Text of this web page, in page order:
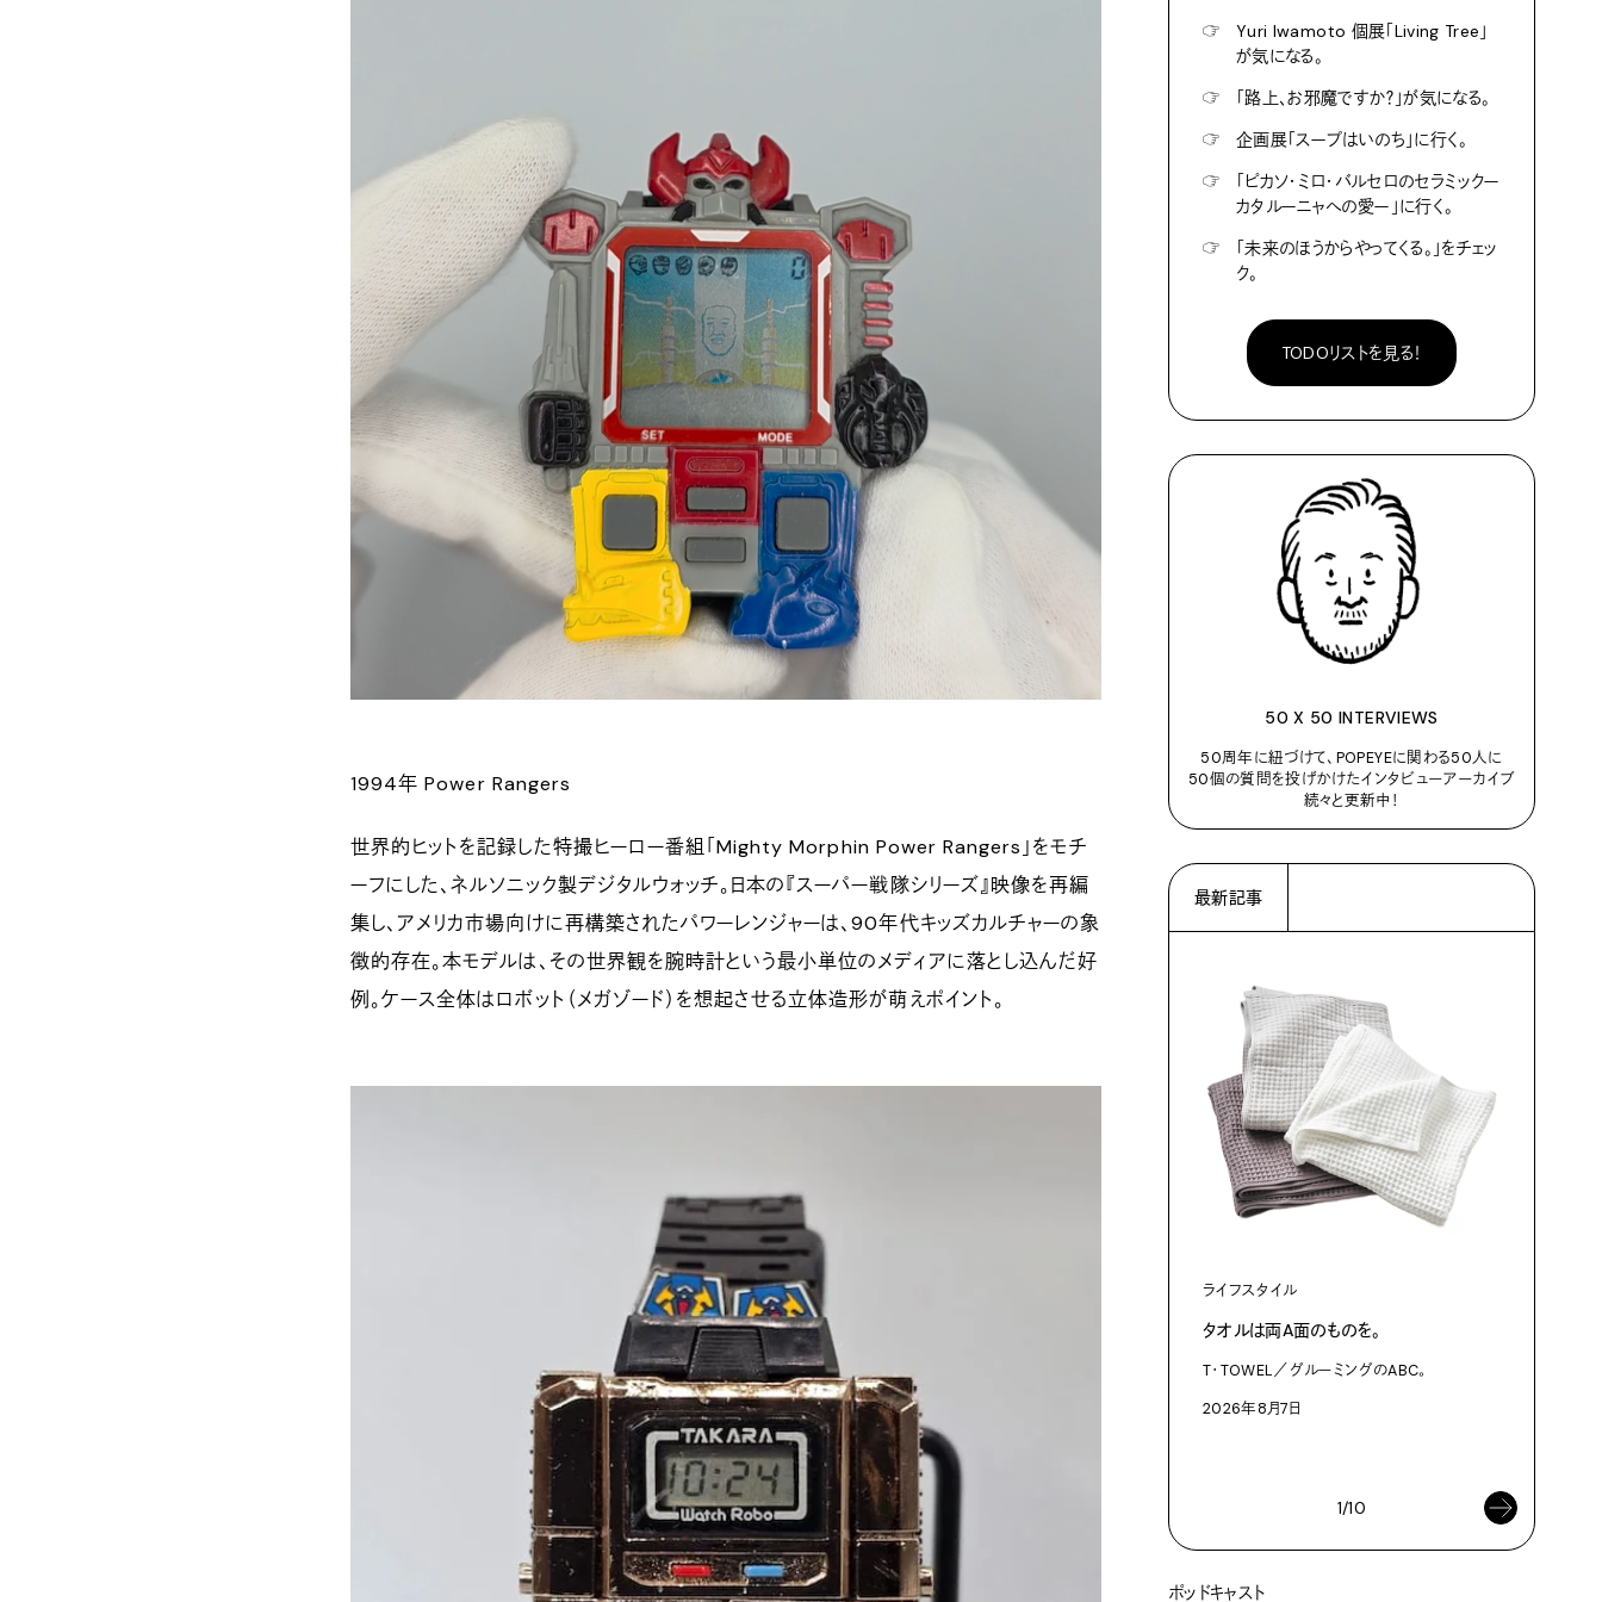
1994年 Power Rangers
世界的ヒットを記録した特撮ヒーロー番組「Mighty Morphin Power Rangers」をモチ
ーフにした、ネルソニック製デジタルウォッチ。日本の『スーパー戦隊シリーズ』映像を再編
集し、アメリカ市場向けに再構築されたパワーレンジャーは、90年代キッズカルチャーの象
徴的存在。本モデルは、その世界観を腕時計という最小単位のメディアに落とし込んだ好
例。ケース全体はロボット（メガゾード）を想起させる立体造形が萌えポイント。
☞
Yuri Iwamoto 個展「Living Tree」
が気になる。
☞
「路上、お邪魔ですか？」が気になる。
☞
企画展「スープはいのち」に行く。
☞
「ピカソ・ミロ・バルセロのセラミックー
カタルーニャへの愛ー」に行く。
☞
「未来のほうからやってくる。」をチェッ
ク。
TODOリストを見る！
50 X 50 INTERVIEWS
50周年に紐づけて、POPEYEに関わる50人に
50個の質問を投げかけたインタビューアーカイブ
続々と更新中！
最新記事
ライフスタイル
タオルは両A面のものを。
T・TOWEL／グルーミングのABC。
2026年8月7日
1/10
ポッドキャスト